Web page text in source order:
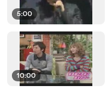
5:00
10:00